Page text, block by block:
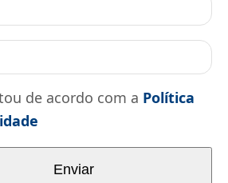
de acordo com a Política